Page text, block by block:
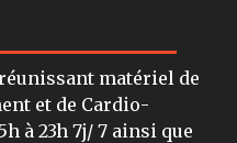
matériel de
et de Cardio-
à 23h 7j/ 7 ainsi que